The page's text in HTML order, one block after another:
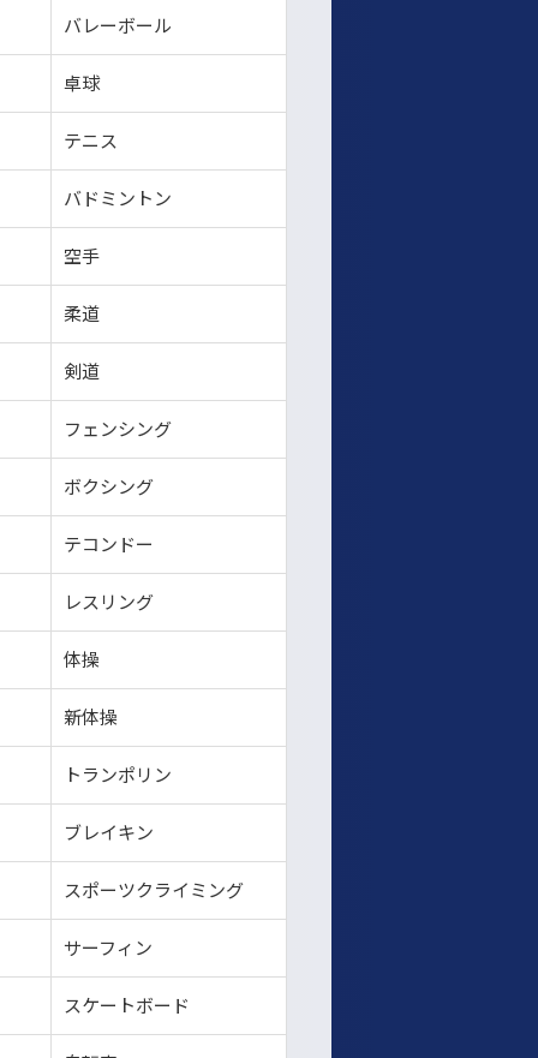
バレーボール
卓球
テニス
バドミントン
空手
柔道
剣道
フェンシング
ボクシング
テコンドー
レスリング
体操
新体操
トランポリン
ブレイキン
スポーツクライミング
サーフィン
スケートボード